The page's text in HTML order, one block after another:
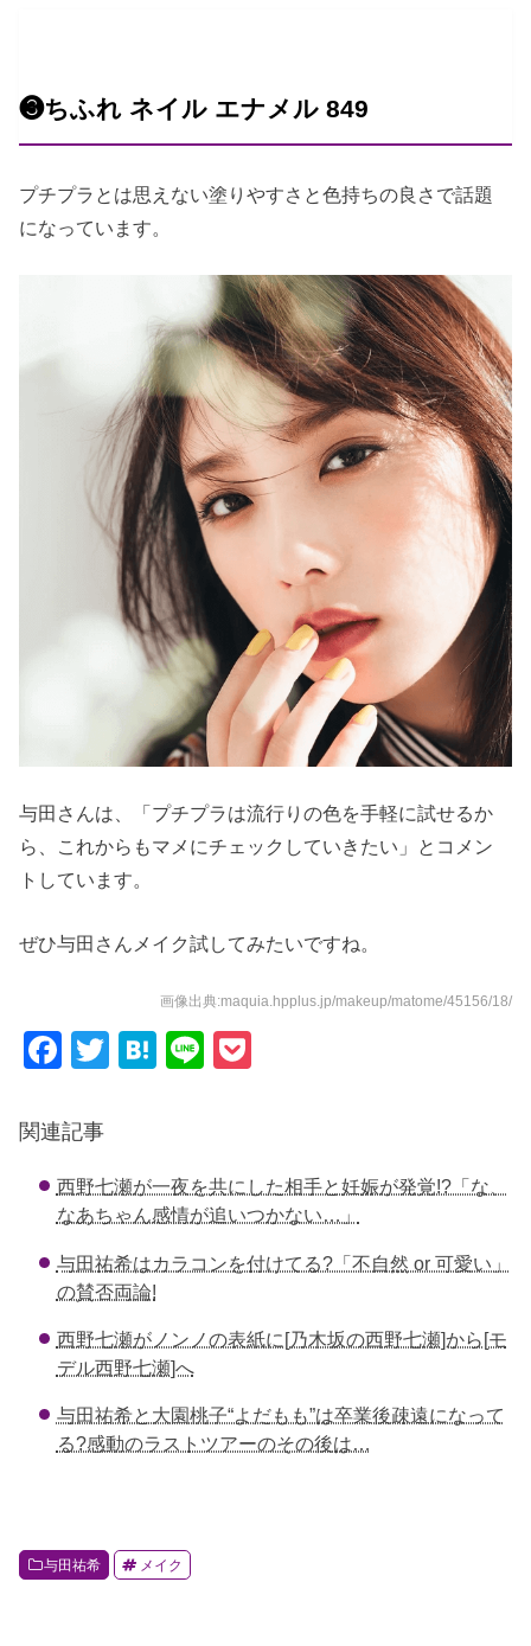
❸ちふれ ネイル エナメル 849
プチプラとは思えない塗りやすさと色持ちの良さで話題
になっています。
与田さんは、「プチプラは流行りの色を手軽に試せるか
ら、これからもマメにチェックしていきたい」とコメン
トしています。
ぜひ与田さんメイク試してみたいですね。
画像出典:maquia.hpplus.jp/makeup/matome/45156/18/
F
c
b
o
o
k
T
H
a
Li
関連記事
西野七瀬が一夜を共にした相手と妊娠が発覚!?「な、
なあちゃん感情が追いつかない…」
与田祐希はカラコンを付けてる?「不自然 or 可愛い」
の賛否両論!
西野七瀬がノンノの表紙に[乃木坂の西野七瀬]から[モ
デル西野七瀬]へ
与田祐希と大園桃子“よだもも”は卒業後疎遠になって
る?感動のラストツアーのその後は…
与田祐希 メイク